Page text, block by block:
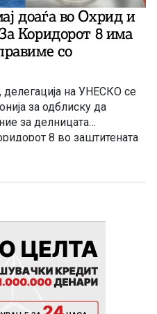
доаѓа во Охрид и
Коридорот 8 има
со
делегација на УНЕСКО се
за одблиску да
за делницата
8 во заштитената
Мицкоски
и Охрид, направени во
поради